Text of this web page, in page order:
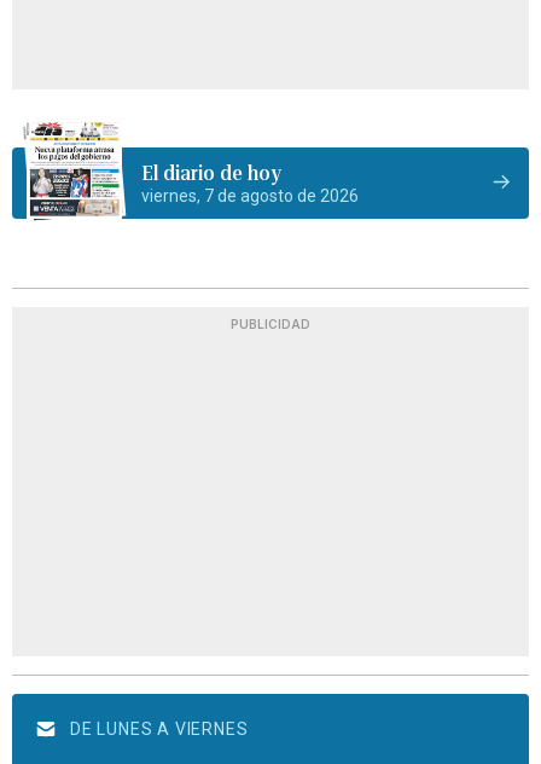
El diario de hoy
viernes, 7 de agosto de 2026
PUBLICIDAD
DE LUNES A VIERNES